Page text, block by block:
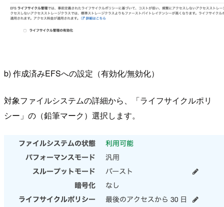
b) 作成済みEFSへの設定（有効化/無効化）
対象ファイルシステムの詳細から、「ライフサイクルポリ
シー」の（鉛筆マーク）選択します。